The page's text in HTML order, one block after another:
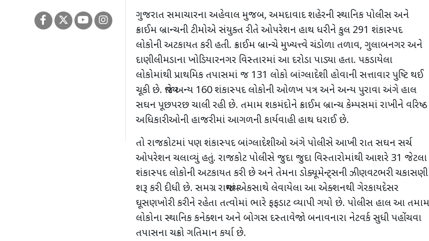
ગુજરાત સમાચારના અહેવાલ મુજબ, અમદાવાદ શહેરની સ્થાનિક પોલીસ અને
ક્રાઈમ બ્રાન્ચની ટીમોએ સંયુક્ત રીતે ઓપરેશન હાથ ધરીને કુલ 291 શંકાસ્પદ
લોકોની અટકાયત કરી હતી. ક્રાઈમ બ્રાન્ચે મુખ્યત્ત્વે ચંડોળા તળાવ, ગુલાબનગર અને
દાણીલીમડાના ખોડિયારનગર વિસ્તારમાં આ દરોડા પાડ્યા હતા. પકડાયેલા
લોકોમાંથી પ્રાથમિક તપાસમાં જ 131 લોકો બાંગ્લાદેશી હોવાની સત્તાવાર પુષ્ટિ થઈ
ચૂકી છે. જ્યારે અન્ય 160શંકાસ્પદ લોકોની ઓળખ પત્ર અને અન્ય પુરાવા અંગે હાલ
સઘન પૂછપરછ ચાલી રહી છે. તમામ શકમંદોને ક્રાઈમ બ્રાન્ચ કેમ્પસમાં રાખીને વરિષ્ઠ
અધિકારીઓની હાજરીમાં આગળની કાર્યવાહી હાથ ધરાઈ છે.
તો રાજકોટમાં પણ શંકાસ્પદ બાંગ્લાદેશીઓ અંગે પોલીસે આખી રાત સઘન સર્ચ
ઓપરેશન ચલાવ્યું હતું. રાજકોટ પોલીસે જુદા જુદા વિસ્તારોમાંથી આશરે 31 જેટલા
શંકાસ્પદ લોકોની અટકાયત કરી છે અને તેમના ડોક્યૂમેન્ટ્સની ઝીણવટભરી ચકાસણી
શરૂ કરી દીધી છે. સમગ્ર રાજ્યમાં એકસાથે લેવાયેલા આ એક્શનથી ગેરકાયદેસર
ઘૂસણખોરી કરીને રહેતા તત્વોમાં ભારે ફફડાટ વ્યાપી ગયો છે. પોલીસ હાલ આ તમામ
લોકોના સ્થાનિક કનેક્શન અને બોગસ દસ્તાવેજો બનાવનારા નેટવર્ક સુધી પહોંચવા
તપાસના ચક્રો ગતિમાન કર્યા છે.